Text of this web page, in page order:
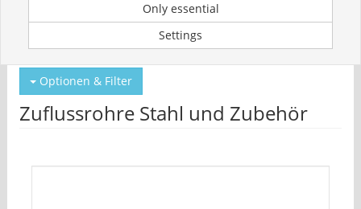
Um weitere Artikelinformationen zu erhalten, melden Sie sich bitte am
System an.Zur Anmeldung
Optionen & Filter
Zuflussrohre Stahl und Zubehör
Only essential
Settings